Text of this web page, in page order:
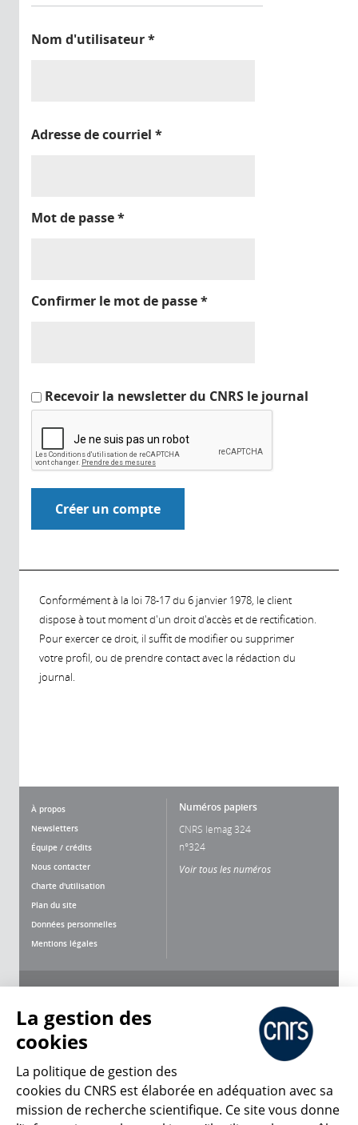
Nom d'utilisateur*
Adresse de courriel *
Mot de passe*
Confirmer le mot de passe*
Recevoir la newsletter du CNRS le journal
Conformément à la loi 78-17 du 6 janvier 1978, le client
dispose à tout moment d'un droit d'accès et de rectification.
Pour exercer ce droit, il suffit de modifier ou supprimer
votre profil, ou de prendre contact avec la rédaction du
journal.
À propos
Newsletters
Équipe / crédits
Nous contacter
Charte d'utilisation
Plan du site
Données personnelles
Mentions légales
Numéros papiers
CNRS lemag 324
n°324
Voir tous les numéros
CNRS Le Mag
La gestion des
cookies
La politique de gestion des
cookies du CNRS est élaborée en adéquation avec sa
mission de recherche scientifique. Ce site vous donne